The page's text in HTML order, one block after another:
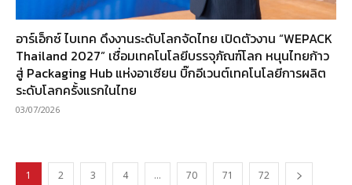
อาร์เอ็กซ์ ไบเทค ดึงงานระดับโลกจัดไทย เปิดตัวงาน “WEPACK
Thailand 2027” เชื่อมเทคโนโลยีบรรจุภัณฑ์โลก หนุนไทยก้าว
สู่ Packaging Hub แห่งอาเซียน บิ๊กอีเวนต์เทคโนโลยีการผลิต
ระดับโลกครั้งแรกในไทย
03/07/2026
1 2 3 4 … 70 71 72